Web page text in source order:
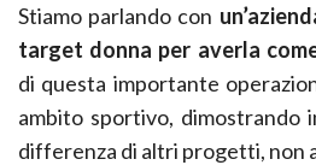
Stiamo parlando con
target donna per averla
di questa importante
ambito sportivo, dimostrando
differenza di altri progetti, non